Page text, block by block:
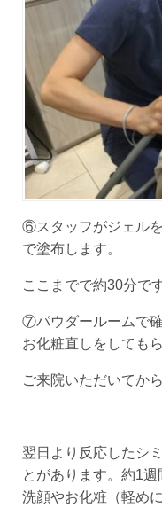
⑥スタッフがジェル
で塗布します。
ここまでで約30分です
⑦パウダールームで
お化粧直しをしても
ご来院いただいてか
翌日より反応したシ
とがあります。約1週
洗顔やお化粧（軽め